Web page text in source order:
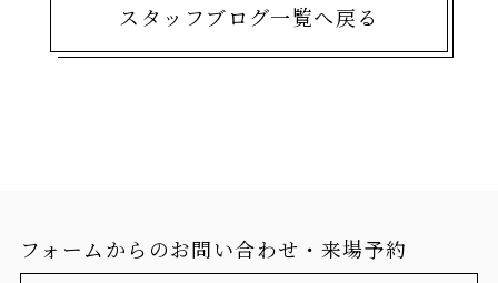
スタッフブログ一覧へ戻る
フォームからのお問い合わせ・来場予約